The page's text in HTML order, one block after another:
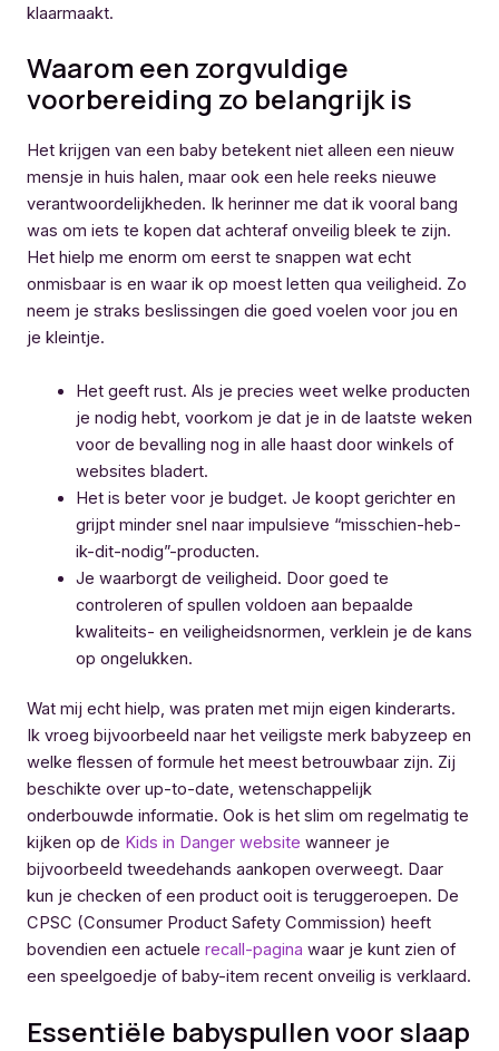
klaarmaakt.
Waarom een zorgvuldige
voorbereiding zo belangrijk is
Het krijgen van een baby betekent niet alleen een nieuw
mensje in huis halen, maar ook een hele reeks nieuwe
verantwoordelijkheden. Ik herinner me dat ik vooral bang
was om iets te kopen dat achteraf onveilig bleek te zijn.
Het hielp me enorm om eerst te snappen wat echt
onmisbaar is en waar ik op moest letten qua veiligheid. Zo
neem je straks beslissingen die goed voelen voor jou en
je kleintje.
Het geeft rust. Als je precies weet welke producten
je nodig hebt, voorkom je dat je in de laatste weken
voor de bevalling nog in alle haast door winkels of
websites bladert.
Het is beter voor je budget. Je koopt gerichter en
grijpt minder snel naar impulsieve “misschien-heb-
ik-dit-nodig”-producten.
Je waarborgt de veiligheid. Door goed te
controleren of spullen voldoen aan bepaalde
kwaliteits- en veiligheidsnormen, verklein je de kans
op ongelukken.
Wat mij echt hielp, was praten met mijn eigen kinderarts.
Ik vroeg bijvoorbeeld naar het veiligste merk babyzeep en
welke flessen of formule het meest betrouwbaar zijn. Zij
beschikte over up-to-date, wetenschappelijk
onderbouwde informatie. Ook is het slim om regelmatig te
kijken op de Kids in Danger website wanneer je
bijvoorbeeld tweedehands aankopen overweegt. Daar
kun je checken of een product ooit is teruggeroepen. De
CPSC (Consumer Product Safety Commission) heeft
bovendien een actuele recall-pagina waar je kunt zien of
een speelgoedje of baby-item recent onveilig is verklaard.
Essentiële babyspullen voor slaap